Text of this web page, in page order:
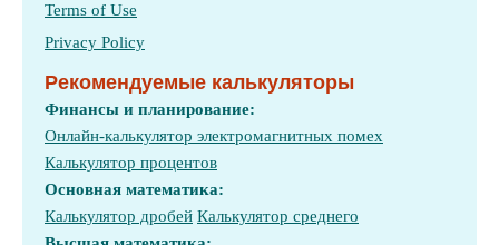
Terms of Use
Privacy Policy
Рекомендуемые калькуляторы
Финансы и планирование:
Онлайн-калькулятор электромагнитных помех
Калькулятор процентов
Основная математика:
Калькулятор дробей Калькулятор среднего